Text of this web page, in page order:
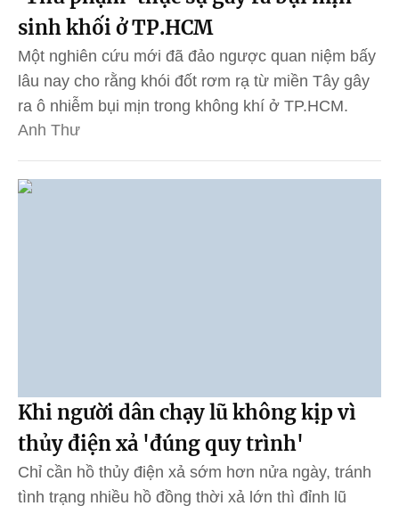
'Thủ phạm' thực sự gây ra bụi mịn
sinh khối ở TP.HCM
Một nghiên cứu mới đã đảo ngược quan niệm bấy
lâu nay cho rằng khói đốt rơm rạ từ miền Tây gây
ra ô nhiễm bụi mịn trong không khí ở TP.HCM.
Khi người dân chạy lũ không kịp vì
thủy điện xả 'đúng quy trình'
Chỉ cần hồ thủy điện xả sớm hơn nửa ngày, tránh